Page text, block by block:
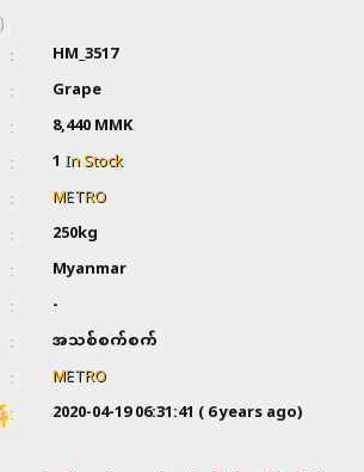
HM_3517
Grape
8,440 MMK
1In Stock
METRO
250kg
Myanmar
-
အသစ်စက်စက်
METRO
2020-04-19 06:31:41 ( 6 years ago)